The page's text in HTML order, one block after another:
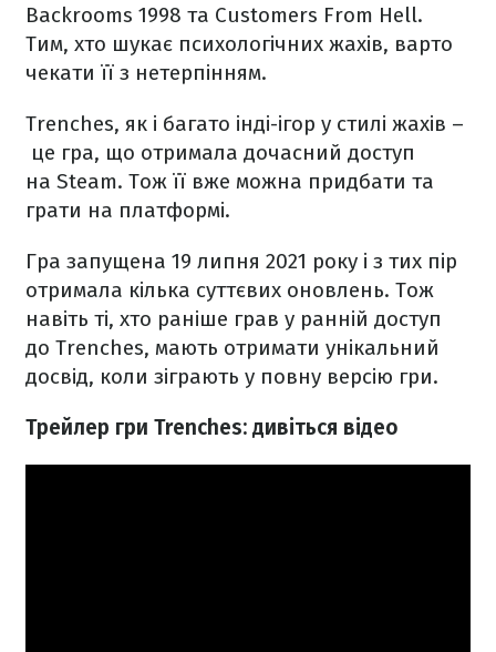
Backrooms 1998 та Customers From Hell.
Тим, хто шукає психологічних жахів, варто
чекати її з нетерпінням.
Trenches, як і багато інді-ігор у стилі жахів –
це гра, що отримала дочасний доступ
на Steam. Тож її вже можна придбати та
грати на платформі.
Гра запущена 19 липня 2021 року і з тих пір
отримала кілька суттєвих оновлень. Тож
навіть ті, хто раніше грав у ранній доступ
до Trenches, мають отримати унікальний
досвід, коли зіграють у повну версію гри.
Трейлер гри Trenches: дивіться відео